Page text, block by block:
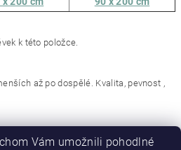
k této položce.
až po dospělé. Kvalita, pevnost ,
Vám umožnili pohodlné